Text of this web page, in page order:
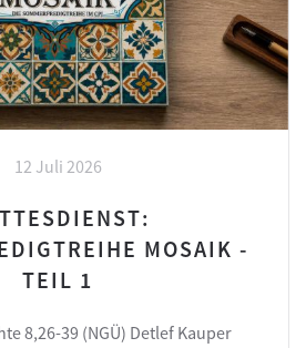
12 Juli 2026
MOSAIK -
TEIL 1
8,26-39 (NGÜ) Detlef Kauper